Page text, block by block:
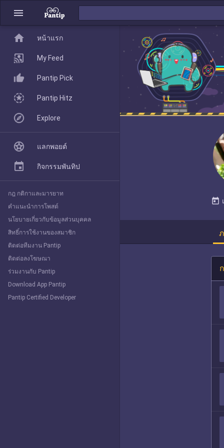
menu
today
home
Pantip Pick
Explore
home หน้าแรก
My Feed
Pantip Pick
Pantip Hitz
Explore
แลกพอยต์
กิจกรรมพันทิป
กฎ กติกาและมารยาท
คำแนะนำการโพสต์
นโยบายเกี่ยวกับข้อมูลส่วนบุคคล
สิทธิ์การใช้งานของสมาชิก
ติดต่อทีมงาน Pantip
ติดต่อลงโฆษณา
ร่วมงานกับ Pantip
Download App Pantip
Pantip Certified Developer